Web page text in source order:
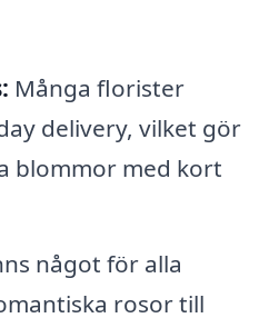
Många florister
delivery, vilket gör
blommor med kort
något för alla
rosor till